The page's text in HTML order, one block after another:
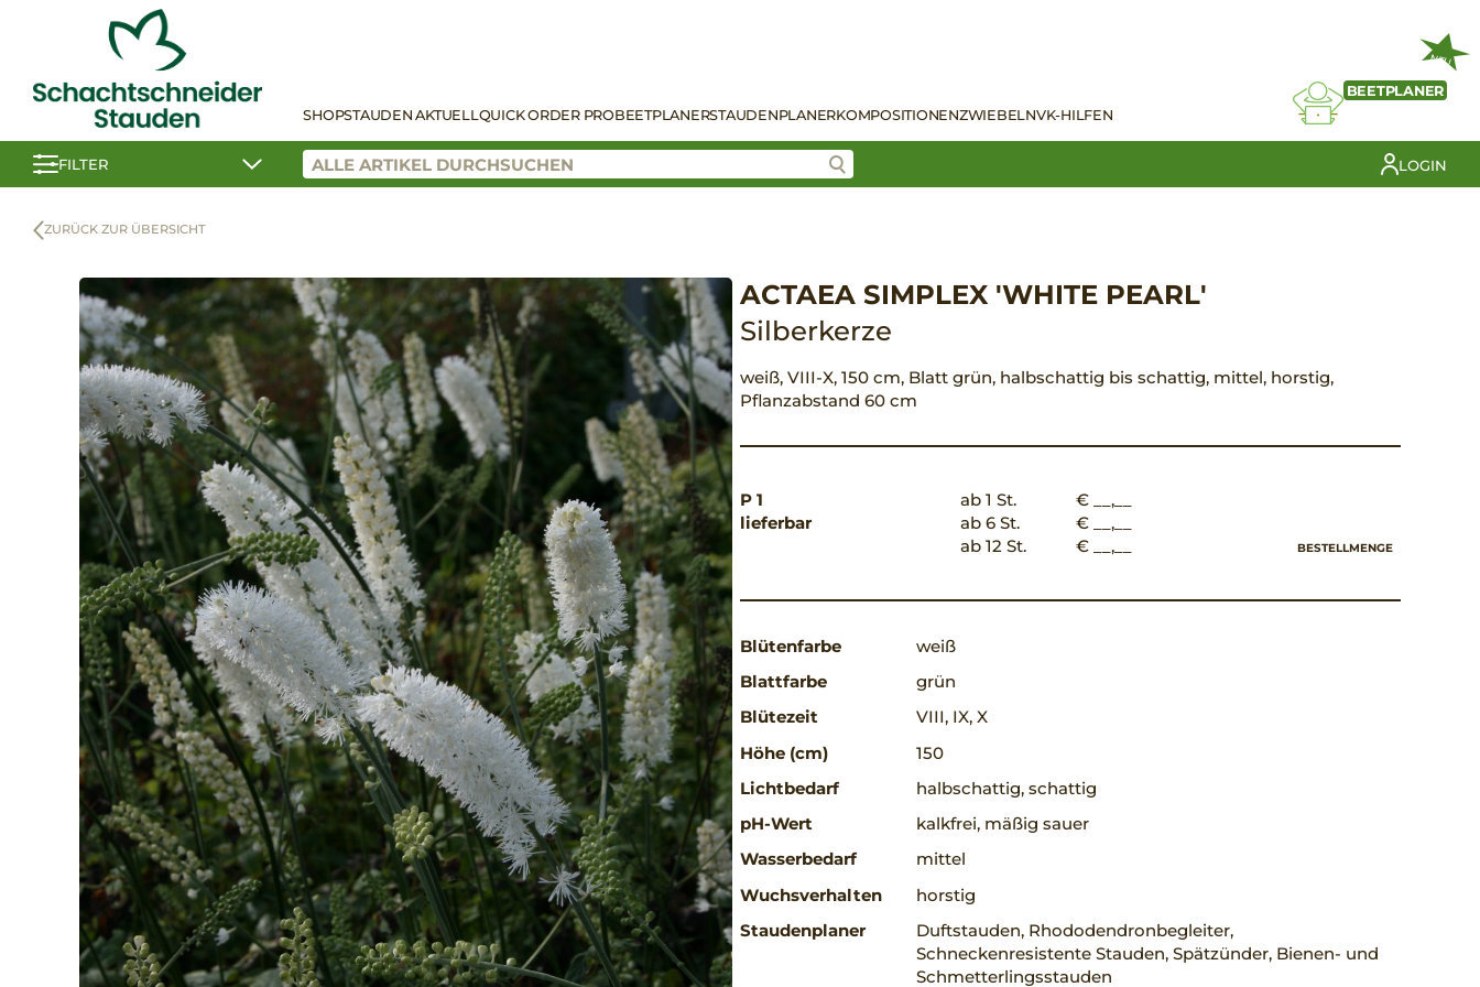
SHOPSTAUDEN AKTUELLQUICK ORDER PROBEETPLANERSTAUDENPLANERKOMPOSITIONENZWIEBELNVK-HILFEN
NEU
BEETPLANER
FILTER LOGIN
ZURÜCK ZUR ÜBERSICHT
ACTAEA SIMPLEX 'WHITE PEARL'
Silberkerze
weiß, VIII-X, 150 cm, Blatt grün, halbschattig bis schattig, mittel, horstig,
Pflanzabstand 60 cm
P 1
lieferbar
ab 1 St.
€ __,__
ab 6 St.
€ __,__
ab 12 St.
€ __,__ BESTELLMENGE
Blütenfarbe
weiß
Blattfarbe
grün
Blütezeit
VIII, IX, X
Höhe (cm)
150
Lichtbedarf
halbschattig, schattig
pH-Wert
kalkfrei, mäßig sauer
Wasserbedarf
mittel
Wuchsverhalten
horstig
Staudenplaner
Duftstauden, Rhododendronbegleiter,
Schneckenresistente Stauden, Spätzünder, Bienen- und
Schmetterlingsstauden